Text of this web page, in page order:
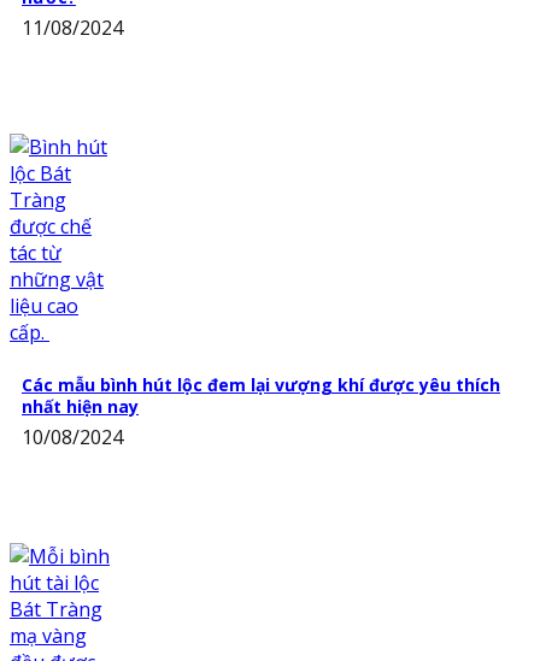
11/08/2024
Các mẫu bình hút lộc đem lại vượng khí được yêu thích
nhất hiện nay
10/08/2024